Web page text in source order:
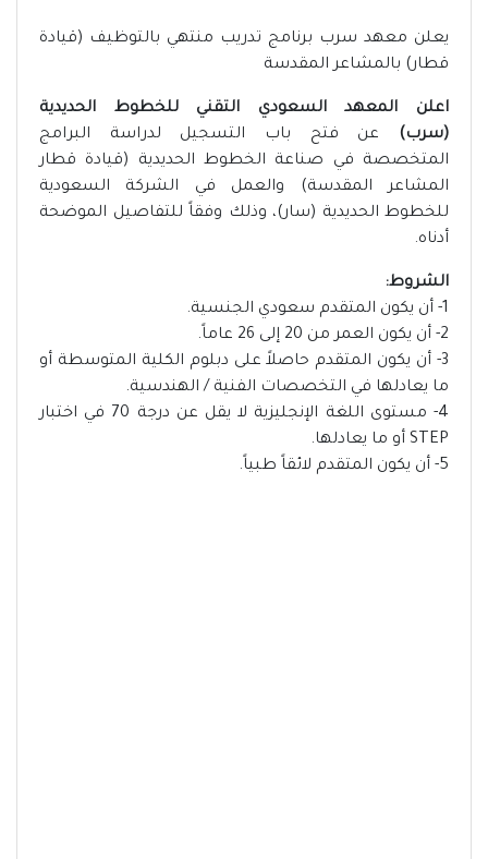
يعلن معهد سرب برنامج تدريب منتهي بالتوظيف (قيادة
قطار) بالمشاعر المقدسة
اعلن المعهد السعودي التقني للخطوط الحديدية
(سرب) عن فتح باب التسجيل لدراسة البرامج
المتخصصة في صناعة الخطوط الحديدية (قيادة قطار
المشاعر المقدسة) والعمل في الشركة السعودية
للخطوط الحديدية (سار)، وذلك وفقاً للتفاصيل الموضحة
أدناه.
الشروط:
1- أن يكون المتقدم سعودي الجنسية.
2- أن يكون العمر من 20 إلى 26 عاماً.
3- أن يكون المتقدم حاصلاً على دبلوم الكلية المتوسطة أو
ما يعادلها في التخصصات الفنية / الهندسية.
4- مستوى اللغة الإنجليزية لا يقل عن درجة 70 في اختبار
STEP أو ما يعادلها.
5- أن يكون المتقدم لائقاً طبياً.